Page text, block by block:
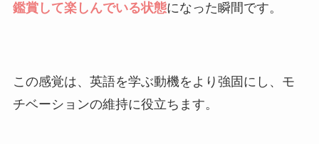
鑑賞して楽しんでいる状態になった瞬間です。
この感覚は、英語を学ぶ動機をより強固にし、モ
チベーションの維持に役立ちます。